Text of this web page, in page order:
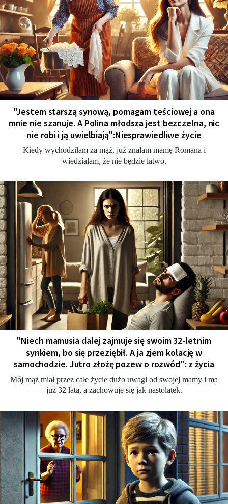
"Jestem starszą synową, pomagam teściowej a ona
mnie nie szanuje. A Polina młodsza jest bezczelna, nic
nie robi i ją uwielbiają":Niesprawiedliwe życie
Kiedy wychodziłam za mąż, już znałam mamę Romana i
wiedziałam, że nie będzie łatwo.
"Niech mamusia dalej zajmuje się swoim 32-letnim
synkiem, bo się przeziębił. A ja zjem kolację w
samochodzie. Jutro złożę pozew o rozwód": z życia
Mój mąż miał przez całe życie dużo uwagi od swojej mamy i ma
już 32 lata, a zachowuje się jak nastolatek.